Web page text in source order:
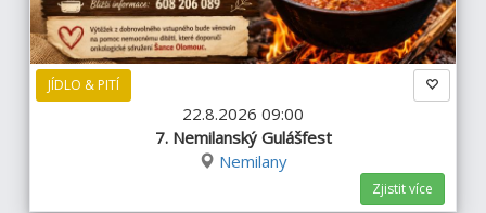
JÍDLO & PITÍ
22.8.2026 09:00
7. Nemilanský Gulášfest
Nemilany
Zjistit více